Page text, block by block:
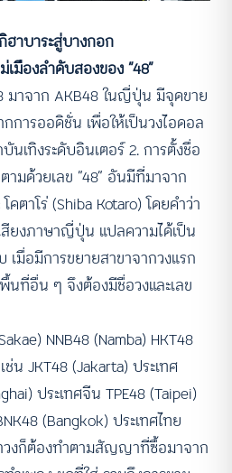
าบาระสู่บางกอก
มืองลำดับสองของ “48”
มาจาก AKB48 ในญี่ปุ่น มีจุดขาย
การออดิชั่น เพื่อให้เป็นวงไอดอล
นเทิงระดับอินเตอร์ 2. การตั้งชื่อ
ามด้วยเลข “48” อันมีที่มาจาก
ตาโร่ (Shiba Kotaro) โดยคำว่า
สียงภาษาญี่ปุ่น แปลความได้เป็น
เมื่อมีการขยายสาขาจากวงแรก
นที่อื่น ๆ จึงต้องมีชื่อวงและเลข
NNB48 (Namba) HKT48
JKT48 (Jakarta) ประเทศ
ประเทศจีน TPE48 (Taipei)
(Bangkok) ประเทศไทย
วงก็ต้องทำตามสัญญาที่ซื้อมาจาก